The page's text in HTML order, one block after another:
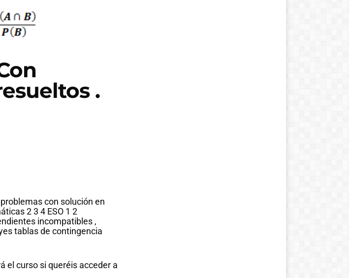
.
con solución en
2 3 4 ESO 1 2
incompatibles ,
tablas de contingencia
el curso si queréis acceder a